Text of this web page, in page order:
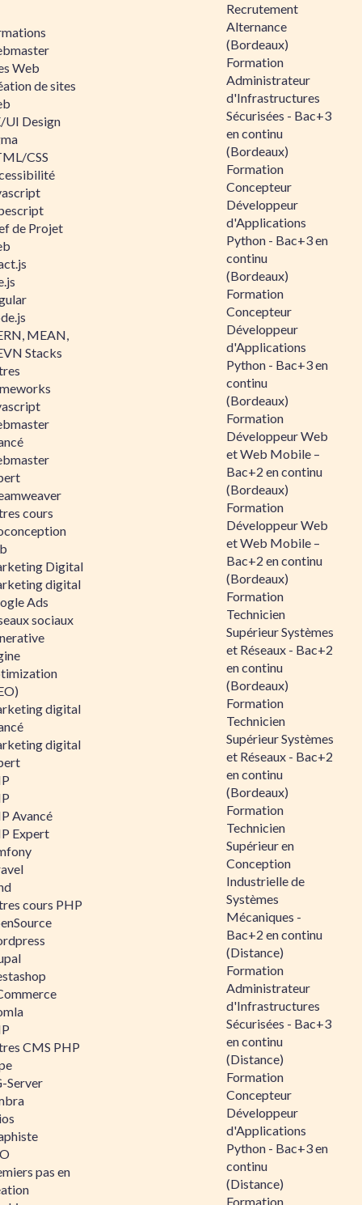
Web
de sites
UI Design
CSS
de Projet
MEAN,
Stacks
cours
Digital
digital
Ads
sociaux
digital
digital
Avancé
Expert
cours PHP
CMS PHP
Server
pas en
Recrutement
Alternance
(Bordeaux)
Formation
Administrateur
d'Infrastructures
Sécurisées - Bac+3
en continu
(Bordeaux)
Formation
Concepteur
Développeur
d'Applications
Python - Bac+3 en
continu
(Bordeaux)
Formation
Concepteur
Développeur
d'Applications
Python - Bac+3 en
continu
(Bordeaux)
Formation
Développeur Web
et Web Mobile –
Bac+2 en continu
(Bordeaux)
Formation
Développeur Web
et Web Mobile –
Bac+2 en continu
(Bordeaux)
Formation
Technicien
Supérieur Systèmes
et Réseaux - Bac+2
en continu
(Bordeaux)
Formation
Technicien
Supérieur Systèmes
et Réseaux - Bac+2
en continu
(Bordeaux)
Formation
Technicien
Supérieur en
Conception
Industrielle de
Systèmes
Mécaniques -
Bac+2 en continu
(Distance)
Formation
Administrateur
d'Infrastructures
Sécurisées - Bac+3
en continu
(Distance)
Formation
Concepteur
Développeur
d'Applications
Python - Bac+3 en
continu
(Distance)
Formation